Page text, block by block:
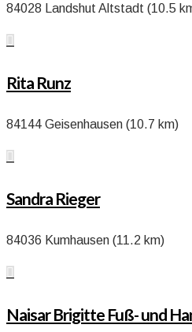
84028 Landshut Altstadt (10.5

Rita Runz
84144 Geisenhausen (10.7 km)

Sandra Rieger
84036 Kumhausen (11.2 km)

Naisar Brigitte Fuß- und